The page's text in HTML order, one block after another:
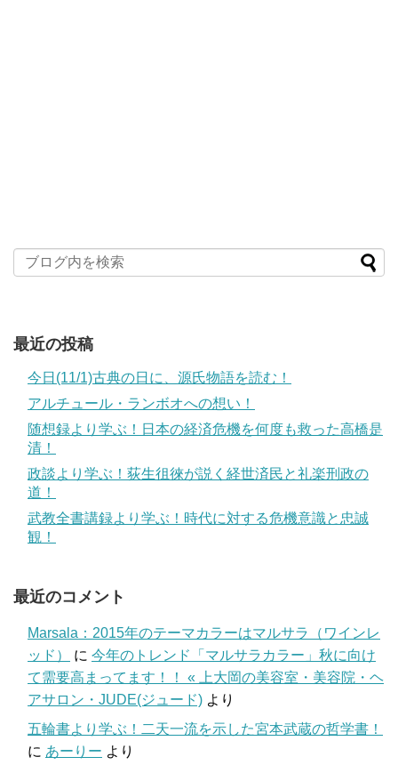
最近の投稿
今日(11/1)古典の日に、源氏物語を読む！
アルチュール・ランボオへの想い！
随想録より学ぶ！日本の経済危機を何度も救った高橋是
清！
政談より学ぶ！荻生徂徠が説く経世済民と礼楽刑政の
道！
武教全書講録より学ぶ！時代に対する危機意識と忠誠
観！
最近のコメント
Marsala：2015年のテーマカラーはマルサラ（ワインレ
ッド）
に 今年のトレンド「マルサラカラー」秋に向け
て需要高まってます！！ « 上大岡の美容室・美容院・ヘ
アサロン・JUDE(ジュード) より
五輪書より学ぶ！二天一流を示した宮本武蔵の哲学書！
に あーりー より